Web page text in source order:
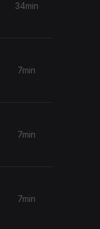
34min
7min
7min
7min